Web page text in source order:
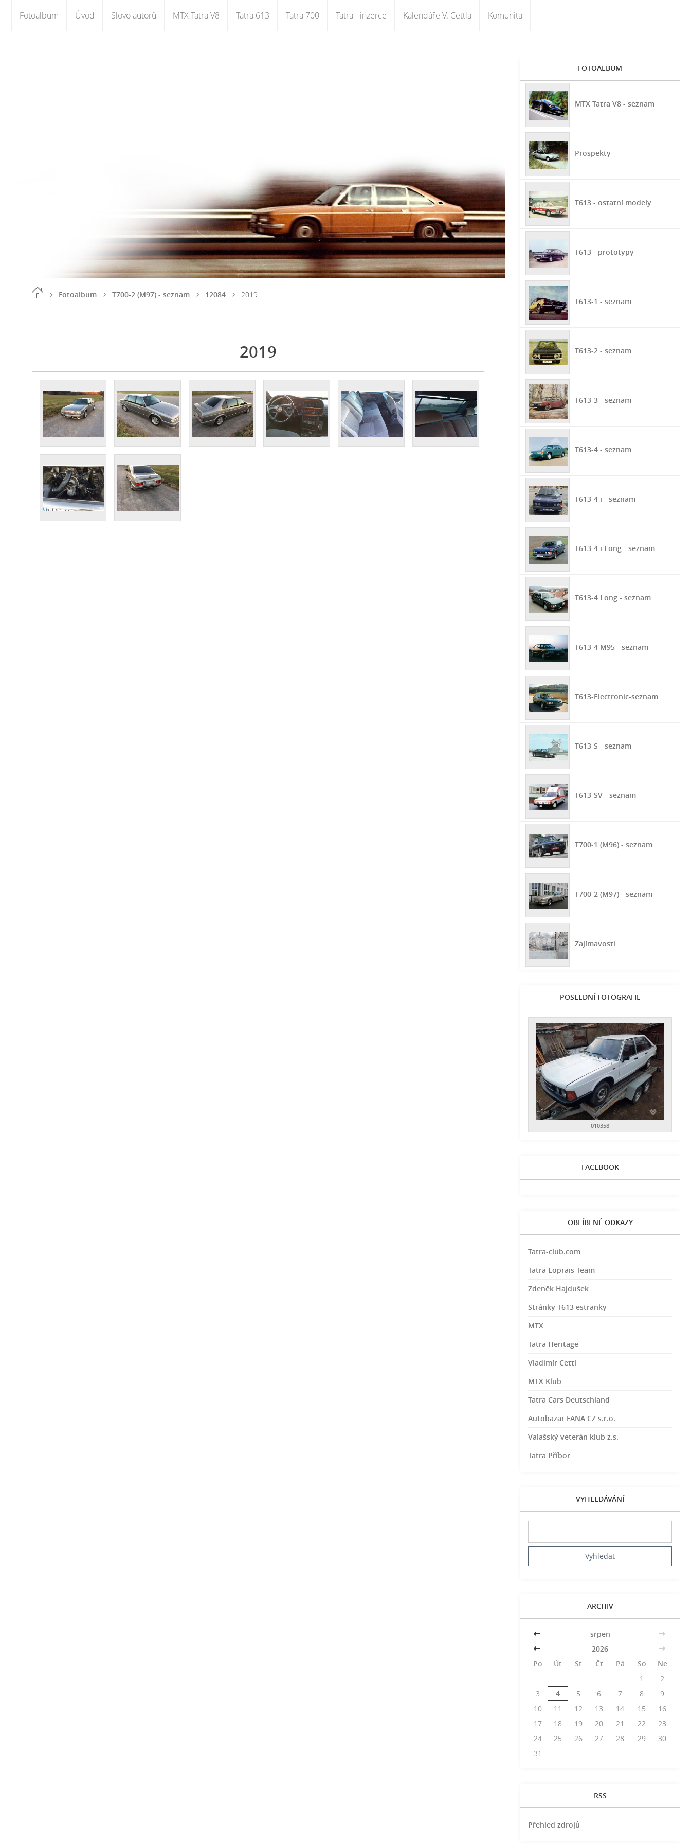
Fotoalbum Úvod Slovo autorů MTX Tatra V8 Tatra 613 Tatra 700 Tatra - inzerce Kalendáře V. Cettla Komunita
Fotoalbum T700-2 (M97) - seznam 12084 2019
2019
FOTOALBUM
MTX Tatra V8 - seznam
Prospekty
T613 - ostatní modely
T613 - prototypy
T613-1 - seznam
T613-2 - seznam
T613-3 - seznam
T613-4 - seznam
T613-4 i - seznam
T613-4 i Long - seznam
T613-4 Long - seznam
T613-4 M95 - seznam
T613-Electronic-seznam
T613-S - seznam
T613-SV - seznam
T700-1 (M96) - seznam
T700-2 (M97) - seznam
Zajímavosti
POSLEDNÍ FOTOGRAFIE
010358
FACEBOOK
OBLÍBENÉ ODKAZY
Tatra-club.com
Tatra Loprais Team
Zdeněk Hajdušek
Stránky T613 estranky
MTX
Tatra Heritage
Vladimír Cettl
MTX Klub
Tatra Cars Deutschland
Autobazar FANA CZ s.r.o.
Valašský veterán klub z.s.
Tatra Příbor
VYHLEDÁVÁNÍ
ARCHIV
<< srpen
>>
<<
2026
>>
Po
Út St Čt Pá So
Ne
1
2
3
4 5 6 7 8
9
10
11 12 13 14 15
16
17
18 19 20 21 22
23
24
25 26 27 28 29
30
31
RSS
Přehled zdrojů